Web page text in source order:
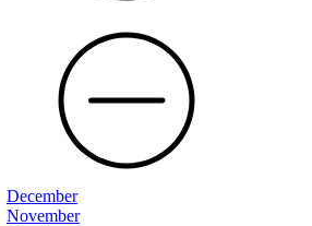
December
November